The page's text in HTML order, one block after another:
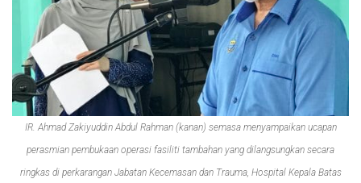
IR. Ahmad Zakiyuddin Abdul Rahman (kanan) semasa menyampaikan ucapan
perasmian pembukaan operasi fasiliti tambahan yang dilangsungkan secara
ringkas di perkarangan Jabatan Kecemasan dan Trauma, Hospital Kepala Batas